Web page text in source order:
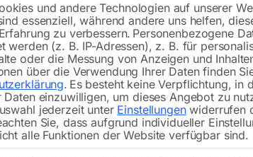
Kaltwasser-
zwei Reinigungsmodi für effektive
und andere Technologien auf unserer
essenziell, während andere uns helfen,
zu verbessern. Personenbezogene
werden (z. B. IP-Adressen), z. B. für
oder die Messung von Anzeigen und
über die Verwendung Ihrer Daten finden
. Es besteht keine Verpflichtung, in
Daten einzuwilligen, um dieses Angebot zu
jederzeit unter Einstellungenwiderrufen
Sie, dass aufgrund individueller
alle Funktionen der Website verfügbar sind.